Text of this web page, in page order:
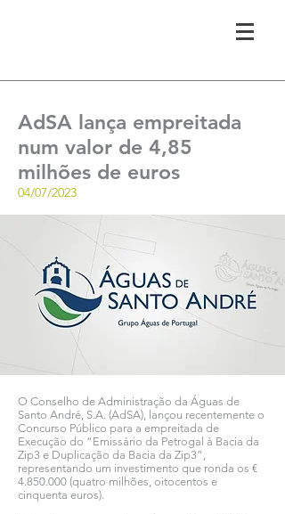
AdSA lança empreitada
num valor de 4,85
milhões de euros
04/07/2023
O Conselho de Administração da Águas de
Santo André, S.A. (AdSA), lançou recentemente o
Concurso Público para a empreitada de
Execução do “Emissário da Petrogal à Bacia da
Zip3 e Duplicação da Bacia da Zip3”,
representando um investimento que ronda os €
4.850.000 (quatro milhões, oitocentos e
cinquenta euros).